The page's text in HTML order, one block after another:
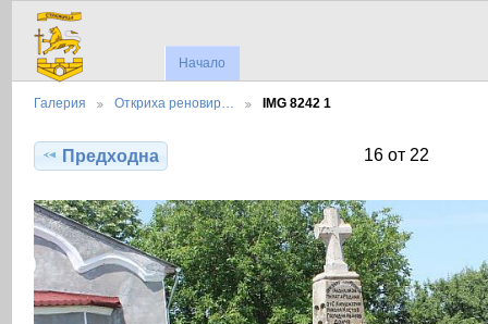
Начало
Галерия Откриха реновир… IMG 8242 1
Предходна 16 от 22